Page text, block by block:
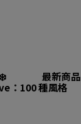
最新商品
：100 種風格